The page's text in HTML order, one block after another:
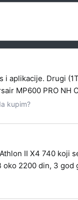
aplikacije. Drugi
MP600 PRO NH
kupim?
II X4 740 koji
2200 din, 3 god